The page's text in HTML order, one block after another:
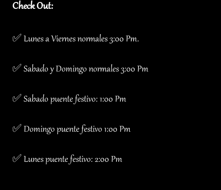
Check Out:
✅ Lunes a Viernes normales 3:00 Pm.
✅ Sabado y Domingo normales 3:00 Pm
✅ Sabado puente festivo: 1:00 Pm
✅ Domingo puente festivo 1:00 Pm
✅ Lunes puente festivo: 2:00 Pm